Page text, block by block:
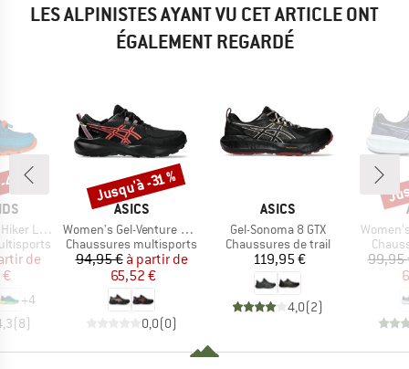
LES ALPINISTES AYANT VU CET ARTICLE ONT
ÉGALEMENT REGARDÉ
Low XT
réduit
de
+4
(8)
%
MARQUE
ASICS
Article
Women's Gel-Venture 11 Waterproof
Product group
Chaussures multisports
Prix
94,95 € Prix réduit
à partir de
65,52 €
0,0(0)
Remise
Jusqu'à -31 %
MARQUE
ASICS
Article
Gel-Sonoma 8 GTX
Product group
Chaussures de trail
Prix
119,95 €
4,0(2)
Article
99,95